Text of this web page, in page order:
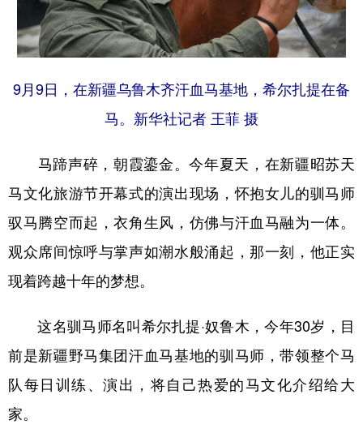
辽宁 吉林 上海 江苏
浙江 安徽 福建 江西
山东 河南 湖北 湖南
广西 海南
四川 贵州 云南 西藏
陕西 甘肃 青海 宁夏
新疆 内蒙古 黑龙江
多语种频道
English Español Français عربى
Русский язык 日本語 한국어
Deutsch Português
9月9日，在新疆乌鲁木齐汗血马基地，希尔扎提在备
马。新华社记者 王菲 摄
马蹄声碎，朝霞鎏金。今年夏天，在新疆昭苏天
马文化旅游节开幕式的演出现场，怀抱女儿的驯马师
驭马腾空而起，衣角生风，仿佛与汗血马融为一体。
观众席间惊呼与掌声如潮水般涌起，那一刻，他正实
现着跨越十年的梦想。
这名驯马师名叫希尔扎提·奴鲁木，今年30岁，目
前是新疆野马集团汗血马基地的驯马师，带领整个马
队每日训练、演出，将自己热爱的马文化介绍给大
家。